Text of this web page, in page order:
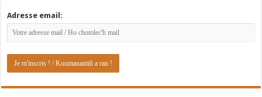
Adresse email: